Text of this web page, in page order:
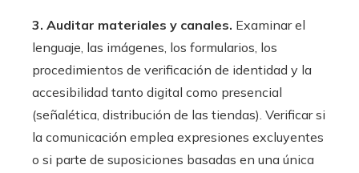
3. Auditar materiales y canales. Examinar el
lenguaje, las imágenes, los formularios, los
procedimientos de verificación de identidad y la
accesibilidad tanto digital como presencial
(señalética, distribución de las tiendas). Verificar si
la comunicación emplea expresiones excluyentes
o si parte de suposiciones basadas en una única